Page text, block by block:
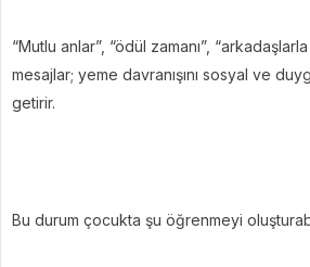
“Mutlu anlar”, “ödül zamanı”,
mesajlar; yeme davranışını sosyal ve
getirir.
Bu durum çocukta şu öğrenmeyi